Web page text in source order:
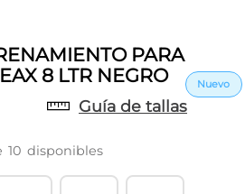
PARA
8 LTR NEGRO
Guía de tallas
10 disponibles